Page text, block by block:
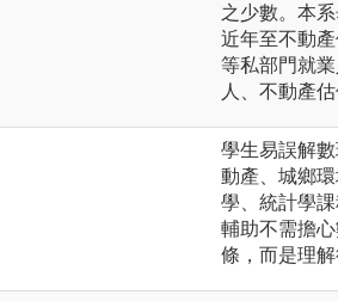
之少數。本
近年至不動
等私部門就
人、不動產
學生易誤解
動產、城鄉
學、統計學
輔助不需擔
條，而是理